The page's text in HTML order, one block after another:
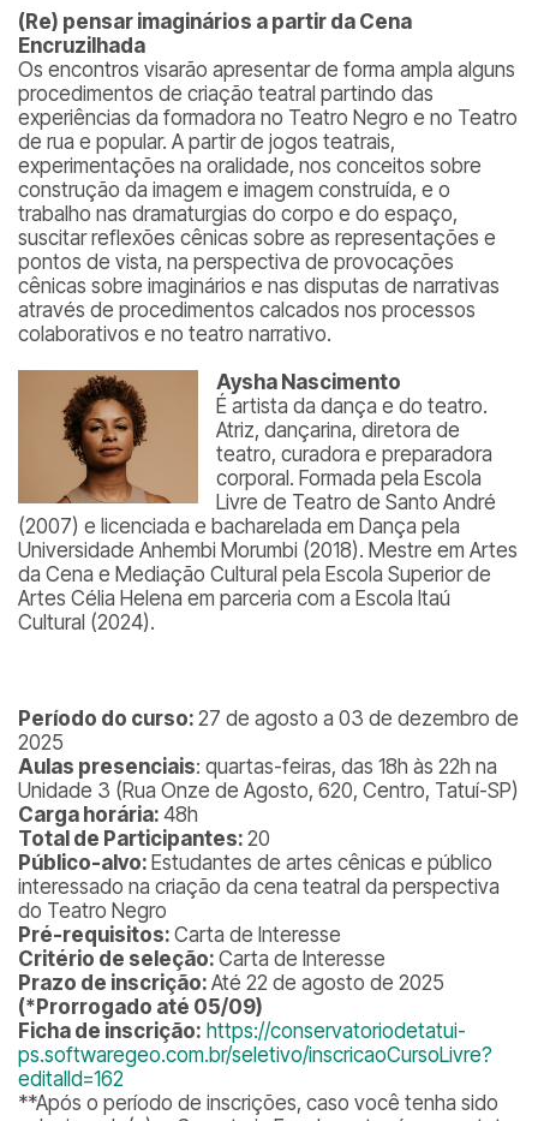
(Re) pensar imaginários a partir da Cena
Encruzilhada
Os encontros visarão apresentar de forma ampla alguns
procedimentos de criação teatral partindo das
experiências da formadora no Teatro Negro e no Teatro
de rua e popular. A partir de jogos teatrais,
experimentações na oralidade, nos conceitos sobre
construção da imagem e imagem construída, e o
trabalho nas dramaturgias do corpo e do espaço,
suscitar reflexões cênicas sobre as representações e
pontos de vista, na perspectiva de provocações
cênicas sobre imaginários e nas disputas de narrativas
através de procedimentos calcados nos processos
colaborativos e no teatro narrativo.
Aysha Nascimento
É artista da dança e do teatro.
Atriz, dançarina, diretora de
teatro, curadora e preparadora
corporal. Formada pela Escola
Livre de Teatro de Santo André
(2007) e licenciada e bacharelada em Dança pela
Universidade Anhembi Morumbi (2018). Mestre em Artes
da Cena e Mediação Cultural pela Escola Superior de
Artes Célia Helena em parceria com a Escola Itaú
Cultural (2024).
Período do curso: 27 de agosto a 03 de dezembro de
2025
Aulas presenciais: quartas-feiras, das 18h às 22h na
Unidade 3 (Rua Onze de Agosto, 620, Centro, Tatuí-SP)
Carga horária: 48h
Total de Participantes: 20
Público-alvo: Estudantes de artes cênicas e público
interessado na criação da cena teatral da perspectiva
do Teatro Negro
Pré-requisitos: Carta de Interesse
Critério de seleção: Carta de Interesse
Prazo de inscrição: Até 22 de agosto de 2025
(*Prorrogado até 05/09)
Ficha de inscrição: https://conservatoriodetatui-
ps.softwaregeo.com.br/seletivo/inscricaoCursoLivre?
editalId=162
**Após o período de inscrições, caso você tenha sido